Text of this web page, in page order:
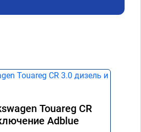
Touareg CR
Adblue